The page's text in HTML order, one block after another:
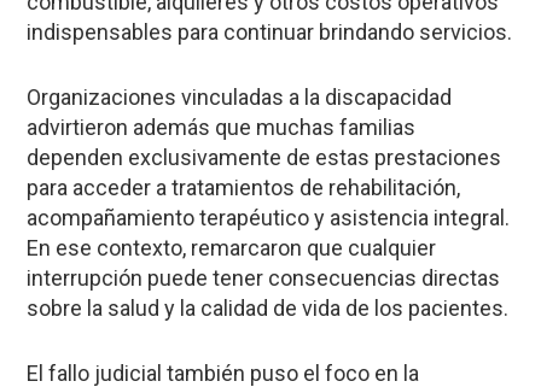
indispensables para continuar brindando servicios.
Organizaciones vinculadas a la discapacidad
advirtieron además que muchas familias
dependen exclusivamente de estas prestaciones
para acceder a tratamientos de rehabilitación,
acompañamiento terapéutico y asistencia integral.
En ese contexto, remarcaron que cualquier
interrupción puede tener consecuencias directas
sobre la salud y la calidad de vida de los pacientes.
El fallo judicial también puso el foco en la